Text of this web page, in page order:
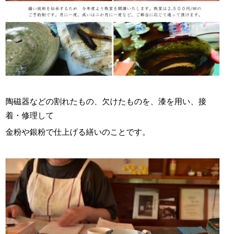
陶磁器などの割れたもの、欠けたものを、漆を用い、接
着・修理して
金粉や銀粉で仕上げる繕いのことです。